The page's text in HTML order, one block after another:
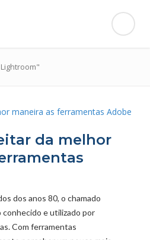
da melhor
dos anos 80, o chamado
conhecido e utilizado por
Com ferramentas